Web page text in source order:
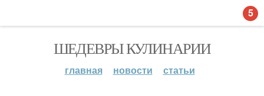
ШЕДЕВРЫ КУЛИНАРИИ
главная новости статьи
5